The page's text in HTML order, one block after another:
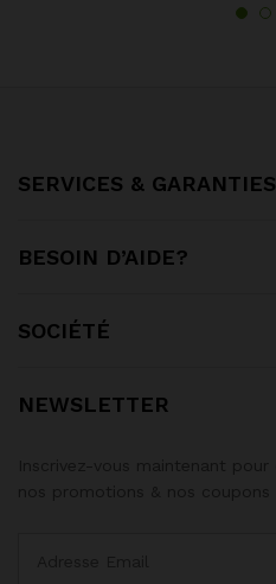
SERVICES & GARANTIES
BESOIN D’AIDE?
SOCIÉTÉ
NEWSLETTER